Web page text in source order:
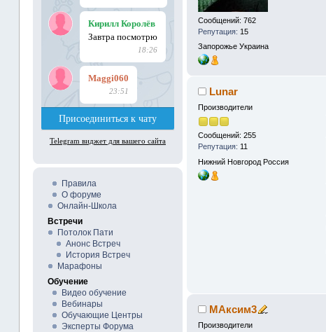
Правила
О форуме
Онлайн-Школа
Встречи
Потолок Пати
Анонс Встреч
История Встреч
Марафоны
Обучение
Видео обучение
Вебинары
Обучающие Центры
Эксперты Форума
Сообщений: 762
Репутация: 15
Запорожье Украина
Lunar
Производители
Сообщений: 255
Репутация: 11
Нижний Новгород Россия
МАксим3
Производители